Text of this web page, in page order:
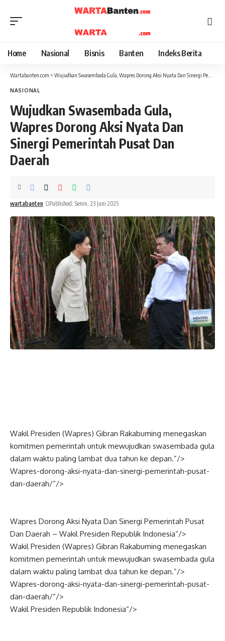
Home Nasional Bisnis Banten Indeks Berita
Wartabanten.com > Wujudkan Swasembada Gula, Wapres Dorong Aksi Nyata Dan Sinergi Pemerintah Pusat Dan Daerah
NASIONAL
Wujudkan Swasembada Gula,
Wapres Dorong Aksi Nyata Dan
Sinergi Pemerintah Pusat Dan
Daerah
wartabanten Published: Senin, 23 Juni 2025
Wakil Presiden (Wapres) Gibran Rakabuming menegaskan
komitmen pemerintah untuk mewujudkan swasembada gula
dalam waktu paling lambat dua tahun ke depan.”/>
Wapres-dorong-aksi-nyata-dan-sinergi-pemerintah-pusat-
dan-daerah/”/>
Wapres Dorong Aksi Nyata Dan Sinergi Pemerintah Pusat
Dan Daerah – Wakil Presiden Republik Indonesia“/>
Wakil Presiden (Wapres) Gibran Rakabuming menegaskan
komitmen pemerintah untuk mewujudkan swasembada gula
dalam waktu paling lambat dua tahun ke depan.”/>
Wapres-dorong-aksi-nyata-dan-sinergi-pemerintah-pusat-
dan-daerah/”/>
Wakil Presiden Republik Indonesia“/>